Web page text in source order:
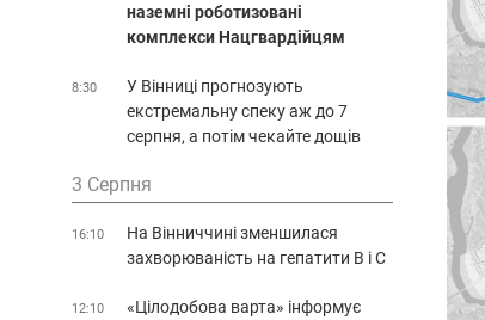
наземні роботизовані
комплекси Нацгвардійцям
8:30
У Вінниці прогнозують
екстремальну спеку аж до 7
серпня, а потім чекайте дощів
3 Серпня
16:10
На Вінниччині зменшилася
захворюваність на гепатити В і С
12:10
«Цілодобова варта» інформує